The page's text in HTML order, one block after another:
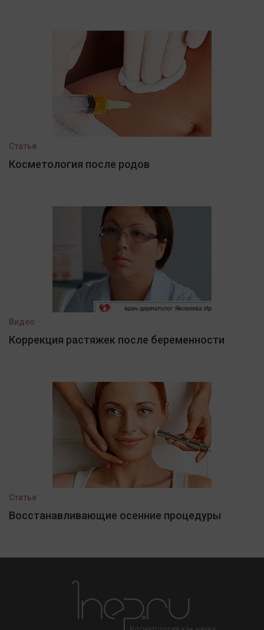
Статья
Косметология после родов
Видео
Коррекция растяжек после беременности
Статья
Восстанавливающие осенние процедуры